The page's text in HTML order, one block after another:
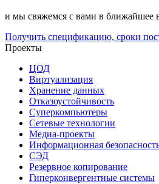
и мы свяжемся с вами в ближайшее
Получить спецификацию, сроки
Проекты
ЦОД
Виртуализация
Хранение данных
Отказоустойчивость
Суперкомпьютеры
Сетевые технологии
Медиа-проекты
Информационная
СЭД
Резервное копирование
Гиперконвергентные системы